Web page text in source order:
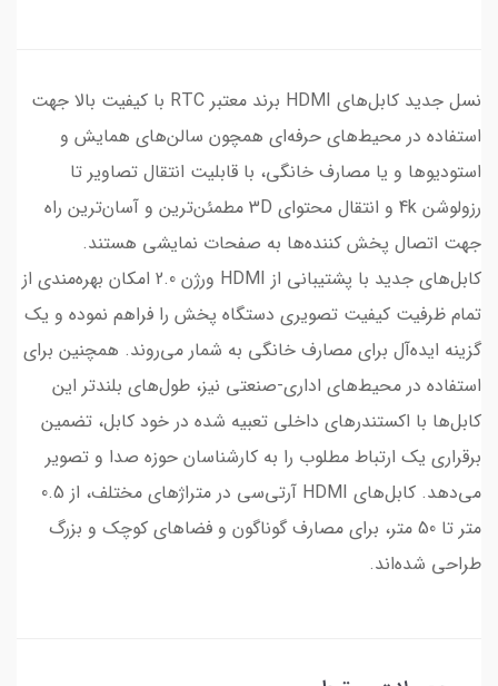
نسل جدید کابل‌های HDMI برند معتبر RTC با کیفیت بالا جهت
استفاده در محیط‌های حرفه‌ای همچون سالن‌های همایش و
استودیوها و یا مصارف خانگی، با قابلیت انتقال تصاویر تا
رزولوشن 4k و انتقال محتوای 3D مطمئن‌ترین و آسان‌ترین راه
جهت اتصال پخش کننده‌ها به صفحات نمایشی هستند.
کابل‌های جدید با پشتیبانی از HDMI ورژن 2.0 امکان بهره‌مندی از
تمام ظرفیت کیفیت تصویری دستگاه پخش را فراهم نموده و یک
گزینه ایده‌آل برای مصارف خانگی به شمار می‌روند. همچنین برای
استفاده در محیط‌های اداری-صنعتی نیز، طول‌های بلندتر این
کابل‌ها با اکستندرهای داخلی تعبیه شده در خود کابل، تضمین
برقراری یک ارتباط مطلوب را به کارشناسان حوزه صدا و تصویر
می‌دهد. کابل‌های HDMI آر‌تی‌سی در متراژهای مختلف، از 0.5
متر تا 50 متر، برای مصارف گوناگون و فضاهای کوچک و بزرگ
طراحی شده‌اند.